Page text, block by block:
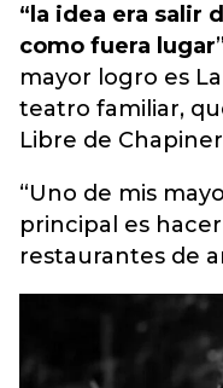
“la idea era salir
como fuera lugar
mayor logro es
teatro familiar,
Libre de
“Uno de mis
principal es
restaurantes de